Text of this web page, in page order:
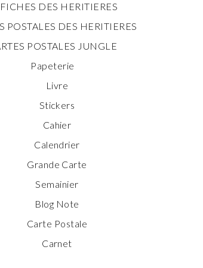
DES HERITIERES
POSTALES DES HERITIERES
POSTALES JUNGLE
Papeterie
Livre
Stickers
Cahier
Calendrier
Grande Carte
Semainier
Blog Note
Carte Postale
Carnet